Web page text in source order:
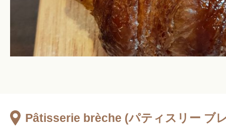
Pâtisserie brèche (パティスリー ブ